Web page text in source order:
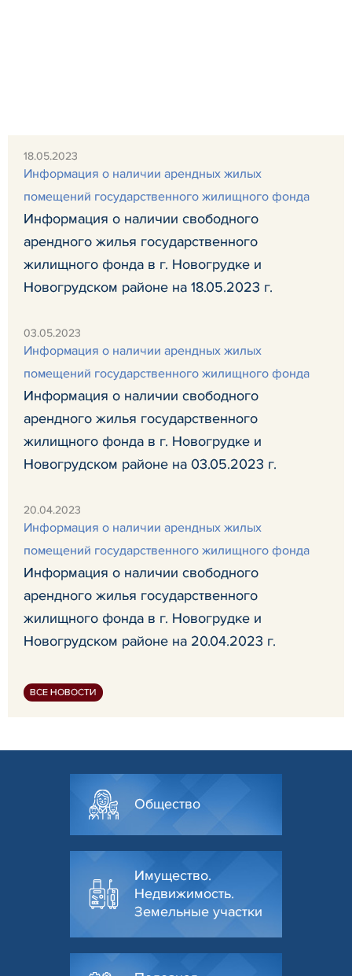
18.05.2023
Информация о наличии арендных жилых
помещений государственного жилищного фонда
Информация о наличии свободного
арендного жилья государственного
жилищного фонда в г. Новогрудке и
Новогрудском районе на 18.05.2023 г.
03.05.2023
Информация о наличии арендных жилых
помещений государственного жилищного фонда
Информация о наличии свободного
арендного жилья государственного
жилищного фонда в г. Новогрудке и
Новогрудском районе на 03.05.2023 г.
20.04.2023
Информация о наличии арендных жилых
помещений государственного жилищного фонда
Информация о наличии свободного
арендного жилья государственного
жилищного фонда в г. Новогрудке и
Новогрудском районе на 20.04.2023 г.
ВСЕ НОВОСТИ
Общество
Имущество.
Недвижимость.
Земельные участки